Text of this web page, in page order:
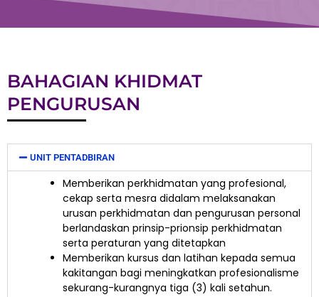
BAHAGIAN KHIDMAT
PENGURUSAN
UNIT PENTADBIRAN
Memberikan perkhidmatan yang profesional,
cekap serta mesra didalam melaksanakan
urusan perkhidmatan dan pengurusan personal
berlandaskan prinsip-prionsip perkhidmatan
serta peraturan yang ditetapkan
Memberikan kursus dan latihan kepada semua
kakitangan bagi meningkatkan profesionalisme
sekurang-kurangnya tiga (3) kali setahun.